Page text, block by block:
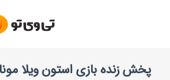
پخش زنده بازی استون ویلا موناکو